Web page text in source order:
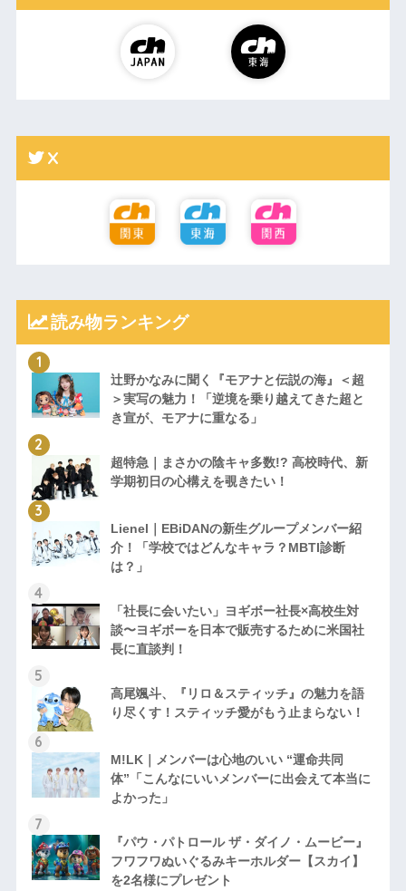
X
読み物ランキング
辻野かなみに聞く『モアナと伝説の海』＜超
＞実写の魅力！「逆境を乗り越えてきた超と
き宣が、モアナに重なる」
超特急｜まさかの陰キャ多数!? 高校時代、新
学期初日の心構えを覗きたい！
Lienel｜EBiDANの新生グループメンバー紹
介！「学校ではどんなキャラ？MBTI診断
は？」
「社長に会いたい」ヨギボー社長×高校生対
談〜ヨギボーを日本で販売するために米国社
長に直談判！
高尾颯斗、『リロ＆スティッチ』の魅力を語
り尽くす！スティッチ愛がもう止まらない！
M!LK｜メンバーは心地のいい “運命共同
体”「こんなにいいメンバーに出会えて本当に
よかった」
『パウ・パトロール ザ・ダイノ・ムービー』
フワフワぬいぐるみキーホルダー【スカイ】
を2名様にプレゼント